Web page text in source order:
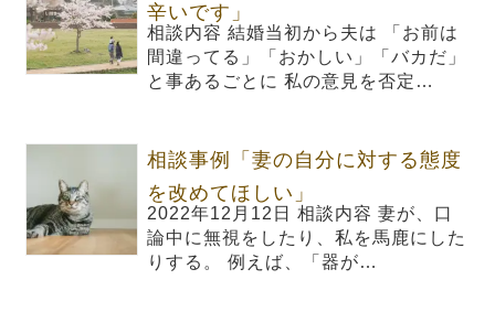
辛いです」
相談内容 結婚当初から夫は 「お前は
間違ってる」「おかしい」「バカだ」
と事あるごとに 私の意見を否定…
相談事例「妻の自分に対する態度
を改めてほしい」
2022年12月12日 相談内容 妻が、口
論中に無視をしたり、私を馬鹿にした
りする。 例えば、「器が…